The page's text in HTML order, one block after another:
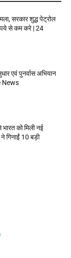
सरकार शुद्ध पेट्रोल
से कम करे | 24
एवं पुनर्वास अभियान
News
भारत को मिली नई
गिनाईं 10 बड़ी